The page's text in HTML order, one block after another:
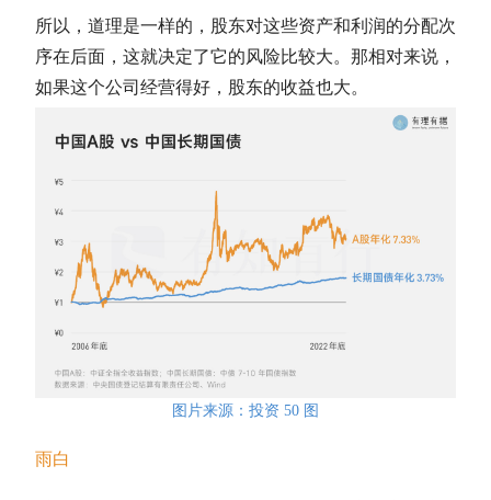
所以，道理是一样的，股东对这些资产和利润的分配次
序在后面，这就决定了它的风险比较大。那相对来说，
如果这个公司经营得好，股东的收益也大。
图片来源：投资 50 图
雨白